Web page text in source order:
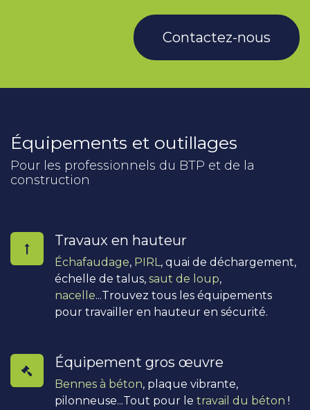
Contactez-nous
Équipements et outillages
Pour les professionnels du BTP et de la
construction
Travaux en hauteur
Échafaudage, PIRL, quai de déchargement,
échelle de talus, saut de loup,
nacelle...Trouvez tous les équipements
pour travailler en hauteur en sécurité.
Équipement gros œuvre
Bennes à béton, plaque vibrante,
pilonneuse...Tout pour le travail du béton !